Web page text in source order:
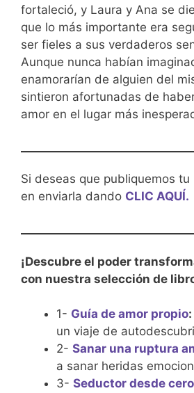
fortaleció, y Laura y Ana se
que lo más importante era
ser fieles a sus verdaderos
Aunque nunca habían
enamorarían de alguien del
sintieron afortunadas de
amor en el lugar más
Si deseas que publiquemos
en enviarla dando CLIC AQUÍ.
¡Descubre el poder
con nuestra selección de
1- Guía de amor propio:
un viaje de
2- Sanar una ruptura
a sanar heridas
3- Seductor desde cero